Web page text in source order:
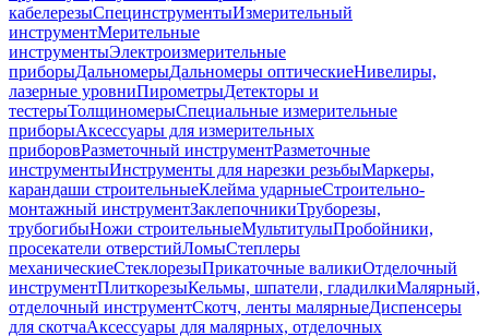
кабелерезыСпецинструментыИзмерительный
инструментМерительные
инструментыЭлектроизмерительные
приборыДальномерыДальномеры оптическиеНивелиры,
лазерные уровниПирометрыДетекторы и
тестерыТолщиномерыСпециальные измерительные
приборыАксессуары для измерительных
приборовРазметочный инструментРазметочные
инструментыИнструменты для нарезки резьбыМаркеры,
карандаши строительныеКлейма ударныеСтроительно-
монтажный инструментЗаклепочникиТруборезы,
трубогибыНожи строительныеМультитулыПробойники,
просекатели отверстийЛомыСтеплеры
механическиеСтеклорезыПрикаточные валикиОтделочный
инструментПлиткорезыКельмы, шпатели, гладилкиМалярный,
отделочный инструментСкотч, ленты малярныеДиспенсеры
для скотчаАксессуары для малярных, отделочных